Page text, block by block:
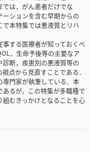
は，がん患者だけでな
ションを含む早期からの
本特集では悪液質とリハ
する医療者が知っておくべ
，生命予後等の主要なア
断，疾患別の悪液質等の
点から見直すことである．
門家が執筆している．本
るが，この特集が多職種で
むきっかけとなることを心